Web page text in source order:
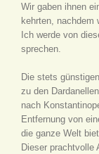
Wir gaben ihnen
kehrten, nachdem
Ich werde von
sprechen.
Die stets
zu den
nach
Entfernung von
die ganze Welt
Dieser prachtvolle